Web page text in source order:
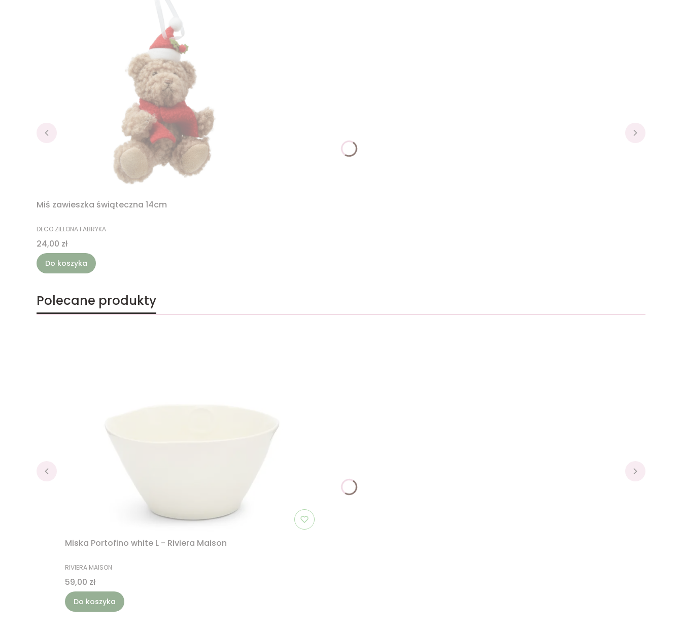
Miś zawieszka świąteczna 14cm
PRODUCENT
DECO ZIELONA FABRYKA
Cena
24,00 zł
Do koszyka
Polecane produkty
Miska Portofino white L - Riviera Maison
PRODUCENT
RIVIERA MAISON
Cena
59,00 zł
Do koszyka